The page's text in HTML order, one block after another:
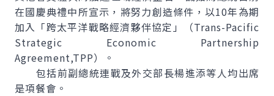
在國慶典禮中所宣示，將努力創造條件，以10年為期
加入「跨太平洋戰略經濟夥伴協定」（Trans-Pacific
Strategic Economic Partnership
Agreement,TPP）。
包括前副總統連戰及外交部長楊進添等人均出席
是項餐會。